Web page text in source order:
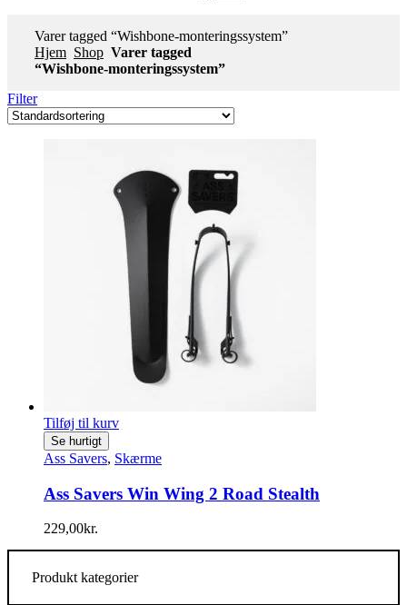
Varer tagged “Wishbone‑monteringssystem”
Hjem Shop Varer tagged
“Wishbone‑monteringssystem”
Filter
Tilføj til kurv
Se hurtigt
Ass Savers, Skærme
Ass Savers Win Wing 2 Road Stealth
229,00kr.
Produkt kategorier